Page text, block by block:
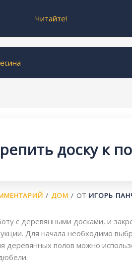
Читайте!
доску к
/ ДОМ / ОТ ИГОРЬ
с деревянными досками, и
Для начала необходимо
деревянных полов можно